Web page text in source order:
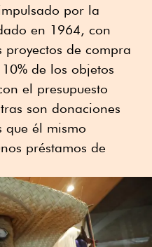
por la
en 1964, con
proyectos de compra
de los objetos
el presupuesto
son donaciones
que él mismo
préstamos de